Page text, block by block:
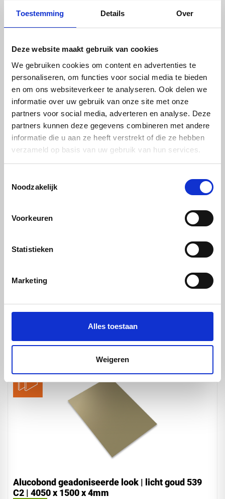
Toestemming Details Over
Deze website maakt gebruik van cookies
We gebruiken cookies om content en advertenties te
personaliseren, om functies voor social media te bieden
en om ons websiteverkeer te analyseren. Ook delen we
informatie over uw gebruik van onze site met onze
partners voor social media, adverteren en analyse. Deze
partners kunnen deze gegevens combineren met andere
informatie die u aan ze heeft verstrekt of die ze hebben
verzameld op basis van uw gebruik van hun services.
Noodzakelijk
Voorkeuren
Statistieken
Marketing
Alles toestaan
Weigeren
Alucobond geadoniseerde look | champagne 531
C31 | 4050 x 1500 x 4mm
€ 630,34
Alucobond geadoniseerde look | champagne 531
Alucobond geadoniseerde look | licht goud 539
C2 | 4050 x 1500 x 4mm